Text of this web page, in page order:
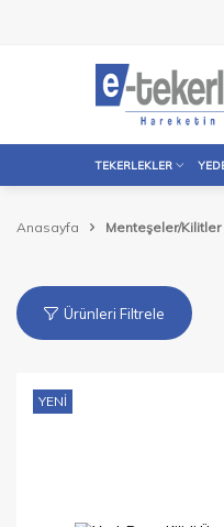
TEKERLEKLER
Anasayfa Menteşeler/Kilitler
Ürünleri Filtrele
YENI